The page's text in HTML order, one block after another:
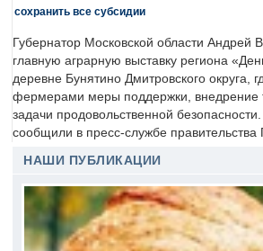
сохранить все субсидии
Губернатор Московской области Андрей
главную аграрную выставку региона
деревне Бунятино Дмитровского округа,
фермерами меры поддержки, внедрение
задачи продовольственной
сообщили в пресс-службе правительства
НАШИ ПУБЛИКАЦИИ